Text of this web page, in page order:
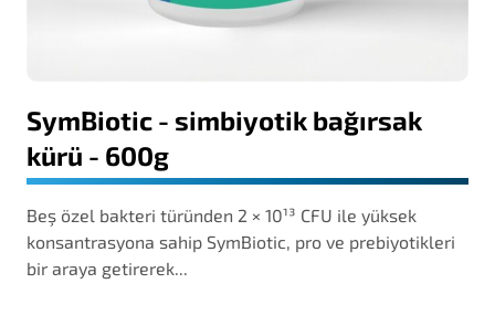
SymBiotic - simbiyotik bağırsak
kürü - 600g
Beş özel bakteri türünden 2 × 10¹³ CFU ile yüksek
konsantrasyona sahip SymBiotic, pro ve prebiyotikleri
bir araya getirerek...